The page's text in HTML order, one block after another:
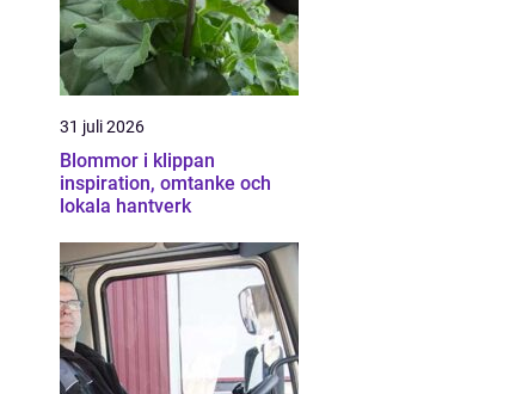
31 juli 2026
Blommor i klippan
inspiration, omtanke och
lokala hantverk